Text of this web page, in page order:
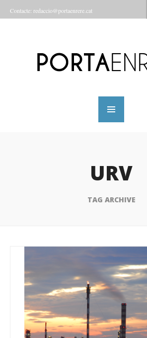
Contacte: redaccio@portaenrere.cat
URV
TAG ARCHIVE